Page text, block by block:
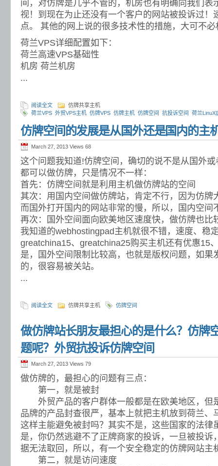
间，对仿牌是几乎不管的，机房也有明确向我们表
视！到现在为止还没有一个客户的网站被投诉过！
点。 其他的网上说的很多技术性的措施，大可不
荷兰VPS详细配置如下：
荷兰高速VPS基础性
机房 荷兰机房
...
阅读全文
仿牌共享主机
荷兰VPS 外贸VPS主机 仿牌VPS 仿牌主机 仿牌空间 抗投诉空间 荷兰LinuX
仿牌空间的发展是从国外还是国内的主
March 27, 2013 Views 68
这个问题我知道!仿牌空间，确切的说不是从国外
都可以做仿牌，只是情况不一样：
首先：仿牌空间就是利用主机做仿牌站的空间
其次：用国内空间做仿牌站，肯定不行，因为仿牌
而国外打开国内的网站非常的慢，所以，国内空间
再次：国外空间面向欧美地区速度快，做仿牌也比
我知道的webhostingpad主机就很不错，速度、稳
greatchina15、greatchina25购买主机还有优惠15
是，国外空间限制比较高，也就是版权问题，如果
的，很容易被关站。
...
阅读全文 仿牌共享主机 仿牌空间
做仿牌站长朋友最担心的是什么？仿牌
题呢？外贸抗投诉仿牌空间
March 27, 2013 Views 79
做仿牌的，最担心的问题有三点：
第一，就是被封
外贸产品的客户群体一般都是在欧美地区，但
品牌的产品封查很严，基本上就把主机放到荷兰、
这样主能避免被封吗？其实不是，这些国家的法律
是，你仍然逃避不了正牌商家的投诉，一旦被投诉
据无法取回，所以，有一个安全稳定的仿牌网站主
第二，就是访问速度